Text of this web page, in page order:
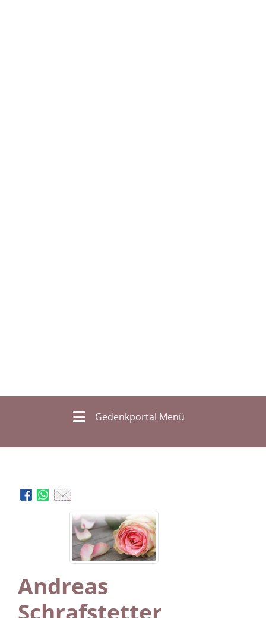
Gedenkportal Menü
Andreas
Schrafstetter